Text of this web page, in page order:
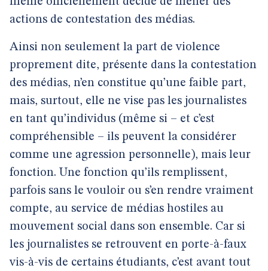
actions de contestation des médias.
Ainsi non seulement la part de violence
proprement dite, présente dans la contestation
des médias, n’en constitue qu’une faible part,
mais, surtout, elle ne vise pas les journalistes
en tant qu’individus (même si – et c’est
compréhensible – ils peuvent la considérer
comme une agression personnelle), mais leur
fonction. Une fonction qu’ils remplissent,
parfois sans le vouloir ou s’en rendre vraiment
compte, au service de médias hostiles au
mouvement social dans son ensemble. Car si
les journalistes se retrouvent en porte-à-faux
vis-à-vis de certains étudiants, c’est avant tout